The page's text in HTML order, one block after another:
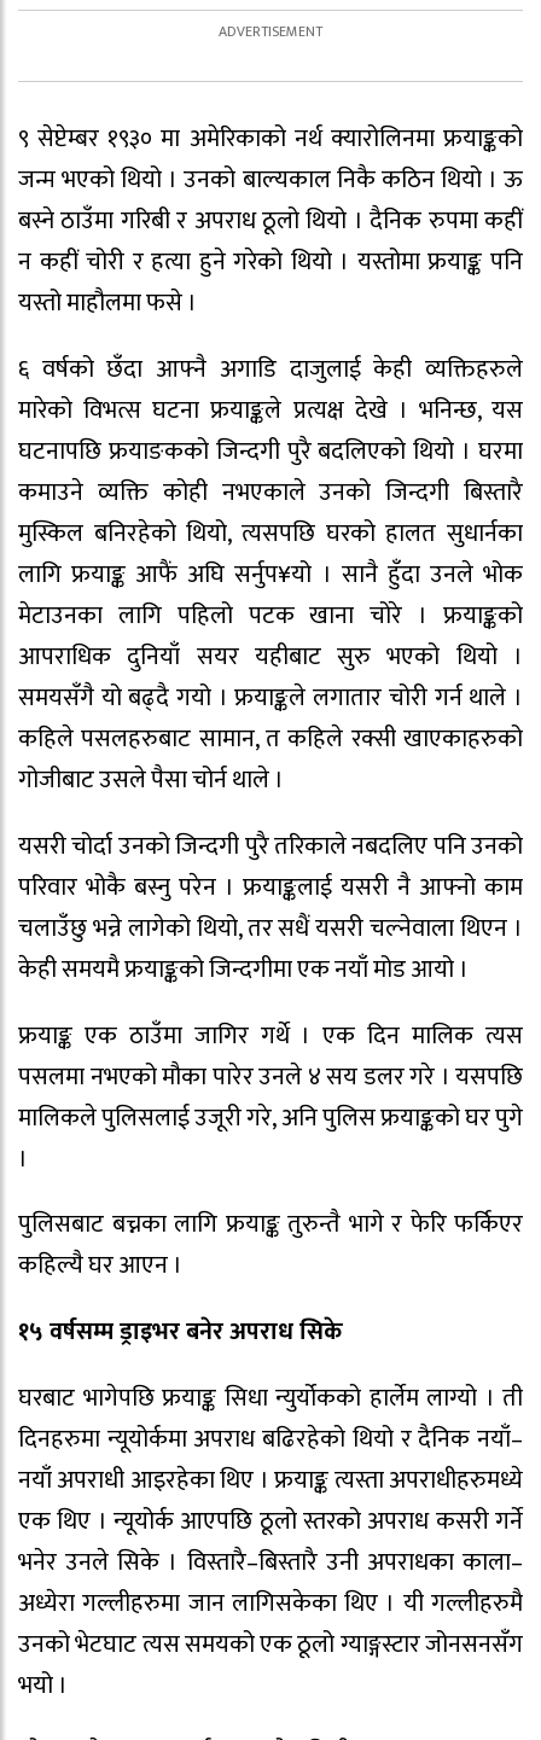
९ सेप्टेम्बर १९३० मा अमेरिकाको नर्थ क्यारोलिनमा फ्रयाङ्कको
जन्म भएको थियो । उनको बाल्यकाल निकै कठिन थियो । ऊ
बस्ने ठाउँमा गरिबी र अपराध ठूलो थियो । दैनिक रुपमा कहीं
न कहीं चोरी र हत्या हुने गरेको थियो । यस्तोमा फ्रयाङ्क पनि
यस्तो माहौलमा फसे ।
६ वर्षको छँदा आफ्नै अगाडि दाजुलाई केही व्यक्तिहरुले
मारेको विभत्स घटना फ्रयाङ्कले प्रत्यक्ष देखे । भनिन्छ, यस
घटनापछि फ्रयाङकको जिन्दगी पुरै बदलिएको थियो । घरमा
कमाउने व्यक्ति कोही नभएकाले उनको जिन्दगी बिस्तारै
मुस्किल बनिरहेको थियो, त्यसपछि घरको हालत सुधार्नका
लागि फ्रयाङ्क आफैं अघि सर्नुप¥यो । सानै हुँदा उनले भोक
मेटाउनका लागि पहिलो पटक खाना चोरे । फ्रयाङ्कको
आपराधिक दुनियाँ सयर यहीबाट सुरु भएको थियो ।
समयसँगै यो बढ्दै गयो । फ्रयाङ्कले लगातार चोरी गर्न थाले ।
कहिले पसलहरुबाट सामान, त कहिले रक्सी खाएकाहरुको
गोजीबाट उसले पैसा चोर्न थाले ।
यसरी चोर्दा उनको जिन्दगी पुरै तरिकाले नबदलिए पनि उनको
परिवार भोकै बस्नु परेन । फ्रयाङ्कलाई यसरी नै आफ्नो काम
चलाउँछु भन्ने लागेको थियो, तर सधैं यसरी चल्नेवाला थिएन ।
केही समयमै फ्रयाङ्कको जिन्दगीमा एक नयाँ मोड आयो ।
फ्रयाङ्क एक ठाउँमा जागिर गर्थे । एक दिन मालिक त्यस
पसलमा नभएको मौका पारेर उनले ४ सय डलर गरे । यसपछि
मालिकले पुलिसलाई उजूरी गरे, अनि पुलिस फ्रयाङ्कको घर पुगे
।
पुलिसबाट बच्नका लागि फ्रयाङ्क तुरुन्तै भागे र फेरि फर्किएर
कहिल्यै घर आएन ।
१५ वर्षसम्म ड्राइभर बनेर अपराध सिके
घरबाट भागेपछि फ्रयाङ्क सिधा न्युर्योकको हार्लेम लाग्यो । ती
दिनहरुमा न्यूयोर्कमा अपराध बढिरहेको थियो र दैनिक नयाँ–
नयाँ अपराधी आइरहेका थिए । फ्रयाङ्क त्यस्ता अपराधीहरुमध्ये
एक थिए । न्यूयोर्क आएपछि ठूलो स्तरको अपराध कसरी गर्ने
भनेर उनले सिके । विस्तारै–बिस्तारै उनी अपराधका काला–
अध्येरा गल्लीहरुमा जान लागिसकेका थिए । यी गल्लीहरुमै
उनको भेटघाट त्यस समयको एक ठूलो ग्याङ्गस्टार जोनसनसँग
भयो ।